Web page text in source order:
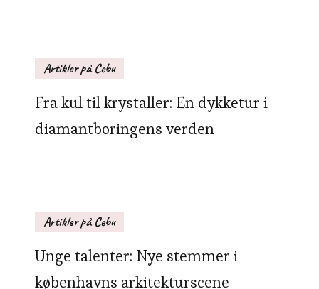
Artikler på Cebu
Fra kul til krystaller: En dykketur i
diamantboringens verden
Artikler på Cebu
Unge talenter: Nye stemmer i
københavns arkitekturscene